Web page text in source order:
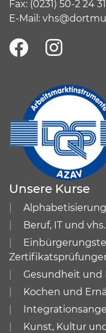
Fax: (0231) 50-2 24 31
E-Mail:
Unsere Kurse
Beruf, IT und
Gesundheit und
Kochen und
Kunst, Kultur